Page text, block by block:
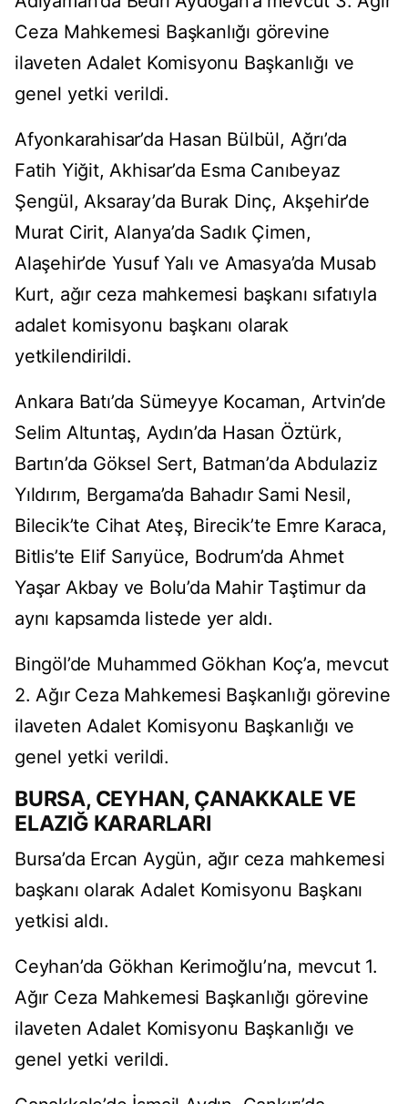
Ceza Mahkemesi Başkanlığı görevine
ilaveten Adalet Komisyonu Başkanlığı ve
genel yetki verildi.
Afyonkarahisar’da Hasan Bülbül, Ağrı’da
Fatih Yiğit, Akhisar’da Esma Canıbeyaz
Şengül, Aksaray’da Burak Dinç, Akşehir’de
Murat Cirit, Alanya’da Sadık Çimen,
Alaşehir’de Yusuf Yalı ve Amasya’da Musab
Kurt, ağır ceza mahkemesi başkanı sıfatıyla
adalet komisyonu başkanı olarak
yetkilendirildi.
Ankara Batı’da Sümeyye Kocaman, Artvin’de
Selim Altuntaş, Aydın’da Hasan Öztürk,
Bartın’da Göksel Sert, Batman’da Abdulaziz
Yıldırım, Bergama’da Bahadır Sami Nesil,
Bilecik’te Cihat Ateş, Birecik’te Emre Karaca,
Bitlis’te Elif Sarıyüce, Bodrum’da Ahmet
Yaşar Akbay ve Bolu’da Mahir Taştimur da
aynı kapsamda listede yer aldı.
Bingöl’de Muhammed Gökhan Koç’a, mevcut
2. Ağır Ceza Mahkemesi Başkanlığı görevine
ilaveten Adalet Komisyonu Başkanlığı ve
genel yetki verildi.
BURSA, CEYHAN, ÇANAKKALE VE
ELAZIĞ KARARLARI
Bursa’da Ercan Aygün, ağır ceza mahkemesi
başkanı olarak Adalet Komisyonu Başkanı
yetkisi aldı.
Ceyhan’da Gökhan Kerimoğlu’na, mevcut 1.
Ağır Ceza Mahkemesi Başkanlığı görevine
ilaveten Adalet Komisyonu Başkanlığı ve
genel yetki verildi.